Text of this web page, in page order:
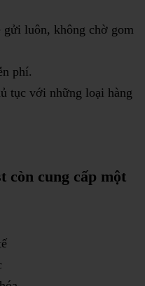
gửi luôn, không chờ gom
phí.
tục với những loại hàng
còn cung cấp một